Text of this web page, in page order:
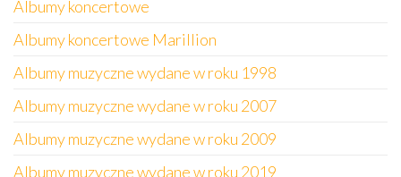
Albumy koncertowe
Albumy koncertowe Marillion
Albumy muzyczne wydane w roku 1998
Albumy muzyczne wydane w roku 2007
Albumy muzyczne wydane w roku 2009
Albumy muzyczne wydane w roku 2019